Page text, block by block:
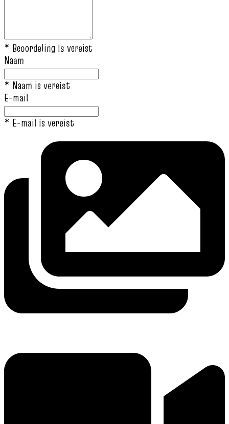
* Beoordeling is vereist
Naam
* Naam is vereist
E-mail
* E-mail is vereist